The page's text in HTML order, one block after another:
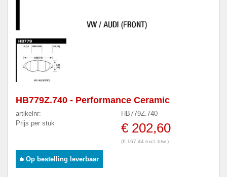
HB779Z.740 - Performance Ceramic
artikelnr:
HB779Z.740
Prijs per stuk
€ 202,60
(€ 167,44 excl. btw )
Op bestelling leverbaar